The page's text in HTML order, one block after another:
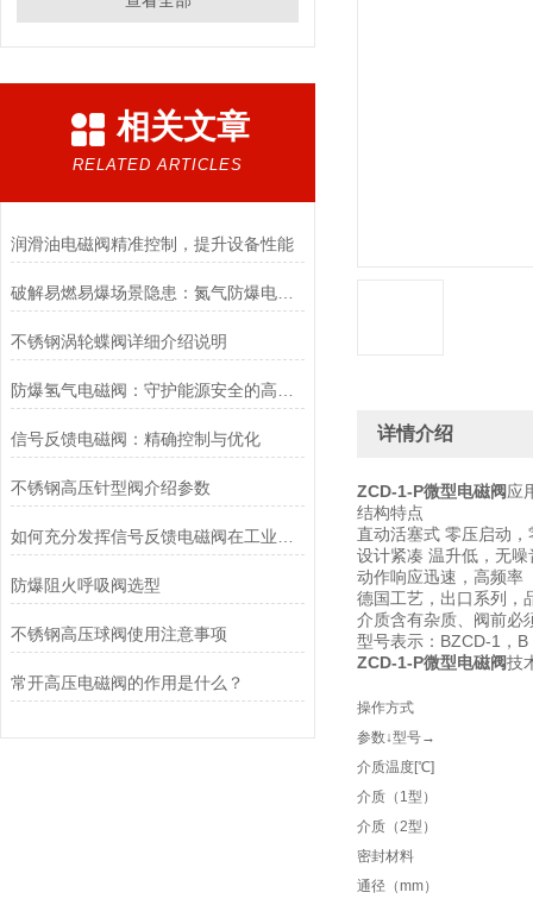
相关文章
RELATED ARTICLES
润滑油电磁阀精准控制，提升设备性能
破解易燃易爆场景隐患：氮气防爆电磁阀的安全适配优化方案
不锈钢涡轮蝶阀详细介绍说明
信号反馈电磁阀：精确控制与优化
不锈钢高压针型阀介绍参数
防爆阻火呼吸阀选型
不锈钢高压球阀使用注意事项
常开高压电磁阀的作用是什么？
详情介绍
ZCD-1-P微型电磁阀应
结构特点
直动活塞式 零压启动，
设计紧凑 温升低，无噪
动作响应迅速，高频率
德国工艺，出口系列，
介质含有杂质、阀前必
型号表示：BZCD-1，
ZCD-1-P微型电磁阀技
操作方式
参数↓型号→
介质温度[℃]
介质（1型）
介质（2型）
密封材料
通径（mm）